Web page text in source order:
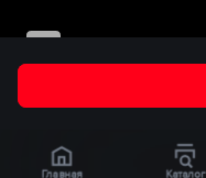
Главная Каталог